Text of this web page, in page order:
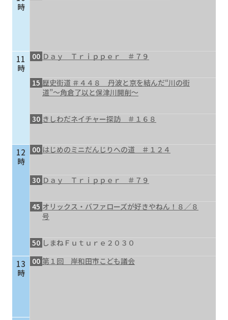
時
11
時
12
時
13
時
00 Ｄａｙ Ｔｒｉｐｐｅｒ ＃７９
15 歴史街道 ＃４４８ 丹波と京を結んだ“川の街
道”～角倉了以と保津川開削～
30 きしわだネイチャー探訪 ＃１６８
00 はじめのミニだんじりへの道 ＃１２４
30 Ｄａｙ Ｔｒｉｐｐｅｒ ＃７９
45 オリックス・バファローズが好きやねん！８／８
号
50 しまねＦｕｔｕｒｅ２０３０
00 第１回 岸和田市こども議会